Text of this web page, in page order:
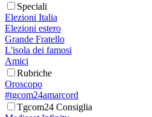
Speciali
Elezioni Italia
Elezioni estero
Grande Fratello
L'isola dei famosi
Amici
Rubriche
Oroscopo
#tgcom24amarcord
Tgcom24 Consiglia